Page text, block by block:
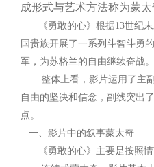
成形式与艺术方法称为蒙太
《勇敢的心》根据13世纪末
国贵族开展了一系列斗智斗勇
军，为苏格兰的自由继续奋战。
整体上看，影片运用了主
自由的坚决和信念，副线突出
点。
一、影片中的叙事蒙太奇
《勇敢的心》主要是按照情